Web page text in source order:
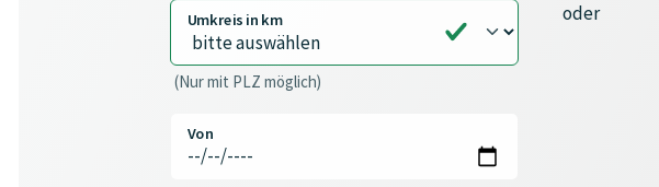
Umkreis in km
(Nur mit PLZ möglich)
oder
Von